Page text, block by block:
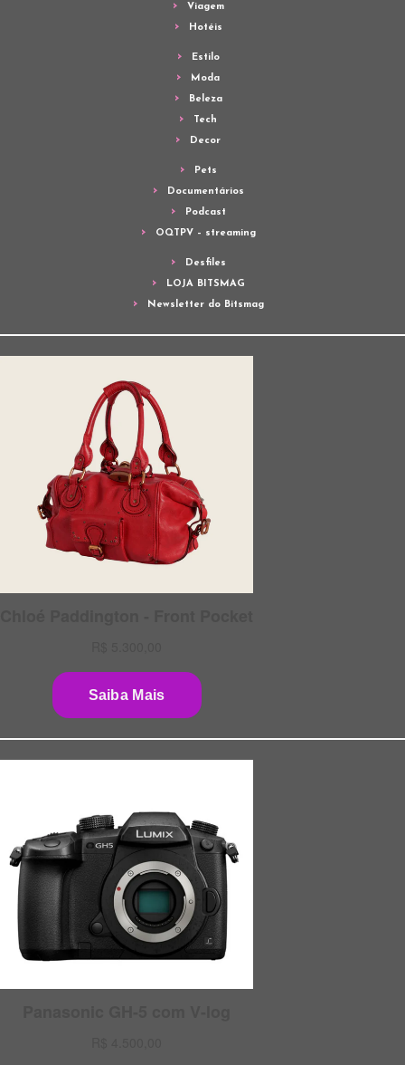
Viagem
Hotéis
Estilo
Moda
Beleza
Tech
Decor
Pets
Documentários
Podcast
OQTPV – streaming
Desfiles
LOJA BITSMAG
Newsletter do Bitsmag